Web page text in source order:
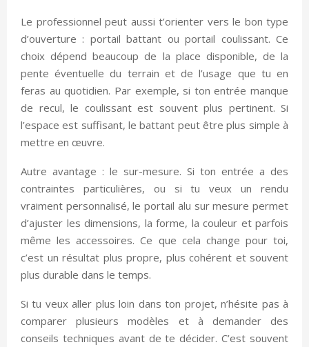
Le professionnel peut aussi t’orienter vers le bon type
d’ouverture : portail battant ou portail coulissant. Ce
choix dépend beaucoup de la place disponible, de la
pente éventuelle du terrain et de l’usage que tu en
feras au quotidien. Par exemple, si ton entrée manque
de recul, le coulissant est souvent plus pertinent. Si
l’espace est suffisant, le battant peut être plus simple à
mettre en œuvre.
Autre avantage : le sur-mesure. Si ton entrée a des
contraintes particulières, ou si tu veux un rendu
vraiment personnalisé, le portail alu sur mesure permet
d’ajuster les dimensions, la forme, la couleur et parfois
même les accessoires. Ce que cela change pour toi,
c’est un résultat plus propre, plus cohérent et souvent
plus durable dans le temps.
Si tu veux aller plus loin dans ton projet, n’hésite pas à
comparer plusieurs modèles et à demander des
conseils techniques avant de te décider. C’est souvent